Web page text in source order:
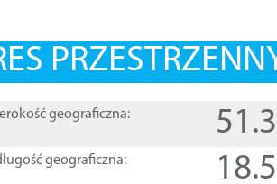
geograficzna:
geograficzna: